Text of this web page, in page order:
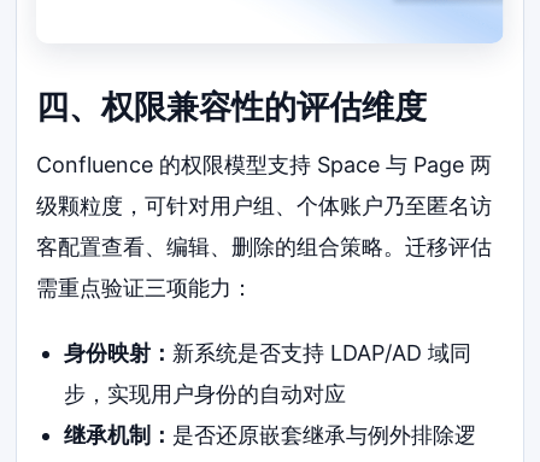
四、权限兼容性的评估维度
Confluence 的权限模型支持 Space 与 Page 两
级颗粒度，可针对用户组、个体账户乃至匿名访
客配置查看、编辑、删除的组合策略。迁移评估
需重点验证三项能力：
身份映射： 新系统是否支持 LDAP/AD 域同
步，实现用户身份的自动对应
继承机制： 是否还原嵌套继承与例外排除逻